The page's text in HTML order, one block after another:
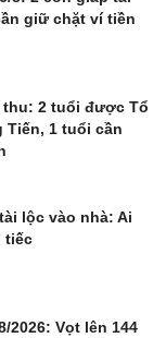
giữ chặt ví tiền
thu: 2 tuổi được Tổ
Tiến, 1 tuổi cần
lộc vào nhà: Ai
tiếc
2026: Vọt lên 144